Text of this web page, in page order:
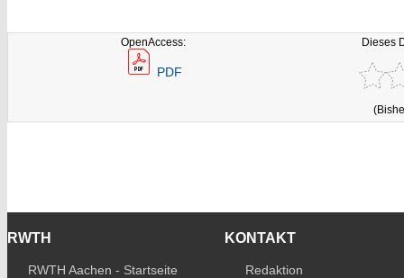
OpenAccess:
PDF
Dieses
RWTH
RWTH Aachen - Startseite
KONTAKT
Redaktion